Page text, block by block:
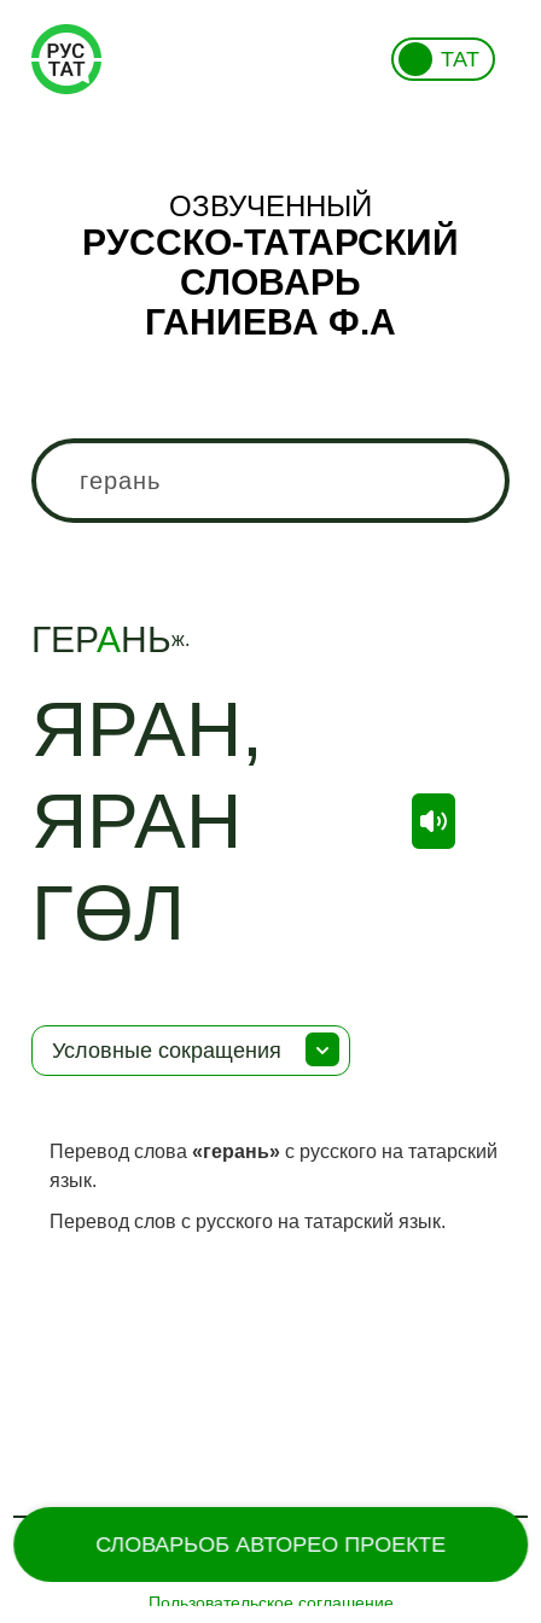
СЛОВАРЬОБ АВТОРЕО ПРОЕКТЕ
ТАТ
ОЗВУЧЕННЫЙ
РУССКО-ТАТАРСКИЙ
СЛОВАРЬ
ГАНИЕВА Ф.А
ГЕРАНЬж.
ЯРАН,
ЯРАН
ГӨЛ
Условные сокращения
Перевод слова«герань» с русского на татарский
язык.
Перевод слов с русского на татарский язык.
Пользовательское соглашение